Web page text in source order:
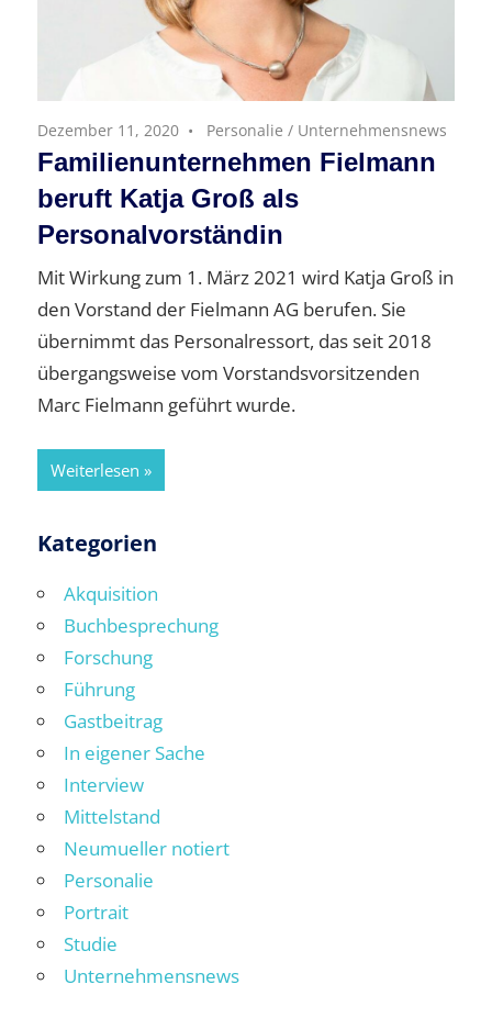
Dezember 11, 2020 Personalie / Unternehmensnews
Familienunternehmen Fielmann
beruft Katja Groß als
Personalvorständin
Mit Wirkung zum 1. März 2021 wird Katja Groß in
den Vorstand der Fielmann AG berufen. Sie
übernimmt das Personalressort, das seit 2018
übergangsweise vom Vorstandsvorsitzenden
Marc Fielmann geführt wurde.
Weiterlesen
Kategorien
Akquisition
Buchbesprechung
Forschung
Führung
Gastbeitrag
In eigener Sache
Interview
Mittelstand
Neumueller notiert
Personalie
Portrait
Studie
Unternehmensnews